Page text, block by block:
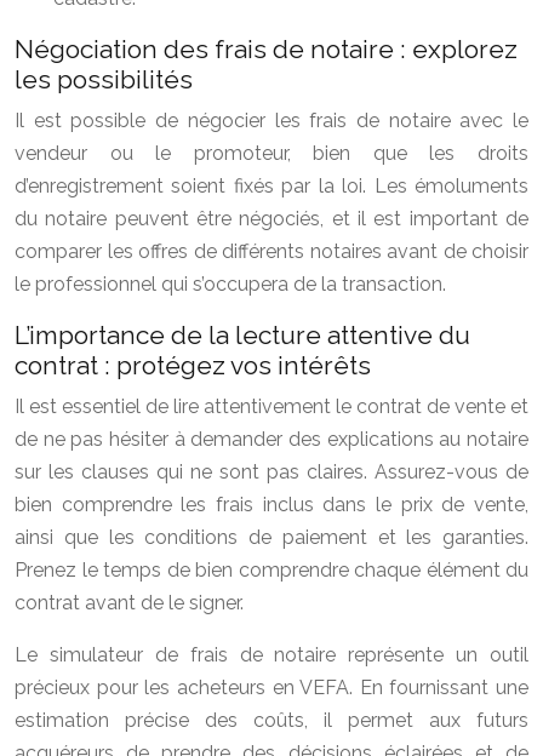
Négociation des frais de notaire : explorez
les possibilités
Il est possible de négocier les frais de notaire avec le
vendeur ou le promoteur, bien que les droits
d’enregistrement soient fixés par la loi. Les émoluments
du notaire peuvent être négociés, et il est important de
comparer les offres de différents notaires avant de choisir
le professionnel qui s’occupera de la transaction.
L’importance de la lecture attentive du
contrat : protégez vos intérêts
Il est essentiel de lire attentivement le contrat de vente et
de ne pas hésiter à demander des explications au notaire
sur les clauses qui ne sont pas claires. Assurez-vous de
bien comprendre les frais inclus dans le prix de vente,
ainsi que les conditions de paiement et les garanties.
Prenez le temps de bien comprendre chaque élément du
contrat avant de le signer.
Le simulateur de frais de notaire représente un outil
précieux pour les acheteurs en VEFA. En fournissant une
estimation précise des coûts, il permet aux futurs